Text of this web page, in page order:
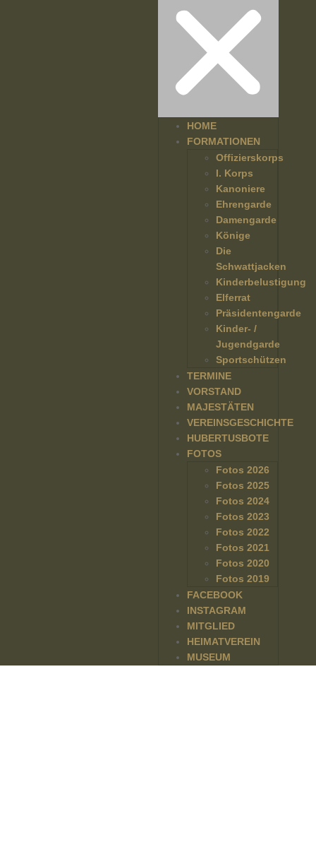
HOME
FORMATIONEN
Offizierskorps
I. Korps
Kanoniere
Ehrengarde
Damengarde
Könige
Die
Schwattjacken
Kinderbelustigung
Elferrat
Präsidentengarde
Kinder- /
Jugendgarde
Sportschützen
TERMINE
VORSTAND
MAJESTÄTEN
VEREINSGESCHICHTE
HUBERTUSBOTE
FOTOS
Fotos 2026
Fotos 2025
Fotos 2024
Fotos 2023
Fotos 2022
Fotos 2021
Fotos 2020
Fotos 2019
FACEBOOK
INSTAGRAM
MITGLIED
HEIMATVEREIN
MUSEUM